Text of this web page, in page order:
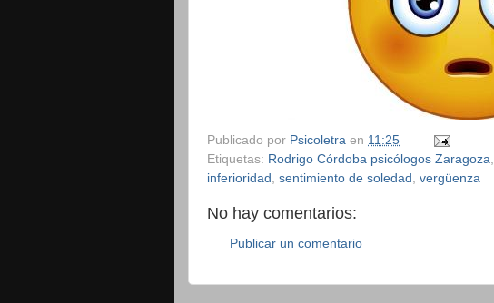
Publicado por Psicoletra en 11:25
Etiquetas: Rodrigo Córdoba psicólogos Zaragoza,
inferioridad , sentimiento de soledad , vergüenza
No hay comentarios:
Publicar un comentario